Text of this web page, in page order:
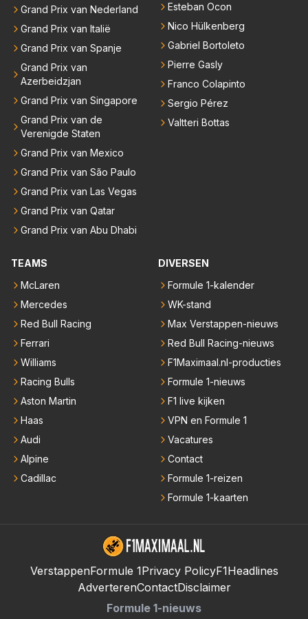
Grand Prix van Nederland
Grand Prix van Italië
Grand Prix van Spanje
Grand Prix van
Azerbeidzjan
Grand Prix van Singapore
Grand Prix van de
Verenigde Staten
Grand Prix van Mexico
Grand Prix van São Paulo
Grand Prix van Las Vegas
Grand Prix van Qatar
Grand Prix van Abu Dhabi
Esteban Ocon
Nico Hülkenberg
Gabriel Bortoleto
Pierre Gasly
Franco Colapinto
Sergio Pérez
Valtteri Bottas
TEAMS
McLaren
Mercedes
Red Bull Racing
Ferrari
Williams
Racing Bulls
Aston Martin
Haas
Audi
Alpine
Cadillac
DIVERSEN
Formule 1-kalender
WK-stand
Max Verstappen-nieuws
Red Bull Racing-nieuws
F1Maximaal.nl-producties
Formule 1-nieuws
F1 live kijken
VPN en Formule 1
Vacatures
Contact
Formule 1-reizen
Formule 1-kaarten
VerstappenFormule 1Privacy PolicyF1Headlines
AdverterenContactDisclaimer
Formule 1-nieuws